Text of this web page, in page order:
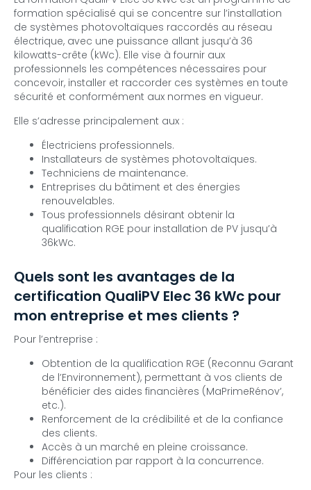
formation spécialisé qui se concentre sur l’installation
de systèmes photovoltaïques raccordés au réseau
électrique, avec une puissance allant jusqu’à 36
kilowatts-crête (kWc). Elle vise à fournir aux
professionnels les compétences nécessaires pour
concevoir, installer et raccorder ces systèmes en toute
sécurité et conformément aux normes en vigueur.
Elle s’adresse principalement aux :
Électriciens professionnels.
Installateurs de systèmes photovoltaïques.
Techniciens de maintenance.
Entreprises du bâtiment et des énergies
renouvelables.
Tous professionnels désirant obtenir la
qualification RGE pour installation de PV jusqu’à
36kWc.
Quels sont les avantages de la
certification QualiPV Elec 36 kWc pour
mon entreprise et mes clients ?
Pour l’entreprise :
Obtention de la qualification RGE (Reconnu Garant
de l’Environnement), permettant à vos clients de
bénéficier des aides financières (MaPrimeRénov’,
etc.).
Renforcement de la crédibilité et de la confiance
des clients.
Accès à un marché en pleine croissance.
Différenciation par rapport à la concurrence.
Pour les clients :